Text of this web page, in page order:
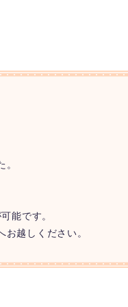
。
能です。
越しください。